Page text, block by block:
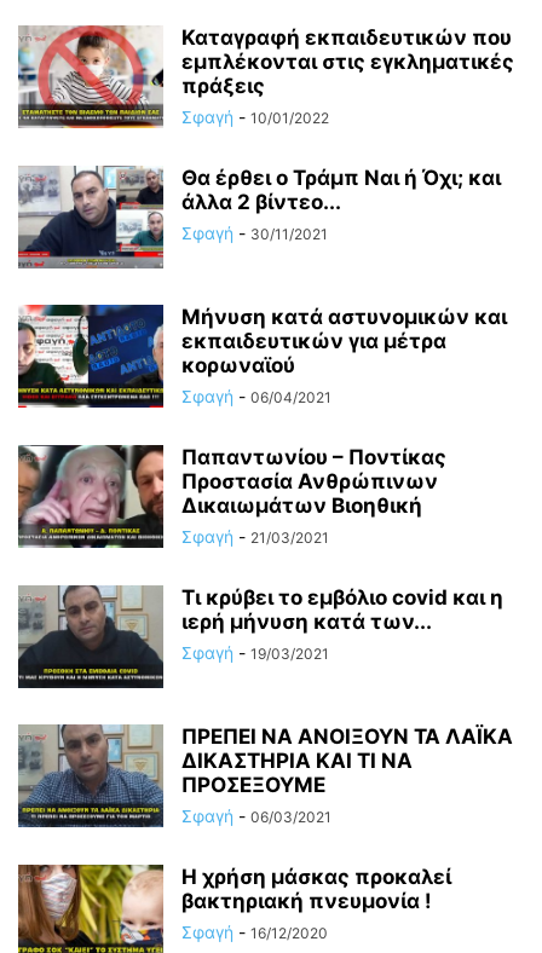
Καταγραφή εκπαιδευτικών που
εμπλέκονται στις εγκληματικές
πράξεις
Σφαγή - 10/01/2022
Θα έρθει ο Τράμπ Ναι ή Όχι; και
άλλα 2 βίντεο...
Σφαγή - 30/11/2021
Μήνυση κατά αστυνομικών και
εκπαιδευτικών για μέτρα
κορωναϊού
Σφαγή - 06/04/2021
Παπαντωνίου – Ποντίκας
Προστασία Ανθρώπινων
Δικαιωμάτων Βιοηθική
Σφαγή - 21/03/2021
Τι κρύβει το εμβόλιο covid και η
ιερή μήνυση κατά των...
Σφαγή - 19/03/2021
ΠΡΕΠΕΙ ΝΑ ΑΝΟΙΞΟΥΝ ΤΑ ΛΑΪΚΑ
ΔΙΚΑΣΤΗΡΙΑ ΚΑΙ ΤΙ ΝΑ
ΠΡΟΣΕΞΟΥΜΕ
Σφαγή - 06/03/2021
Η χρήση μάσκας προκαλεί
βακτηριακή πνευμονία !
Σφαγή - 16/12/2020